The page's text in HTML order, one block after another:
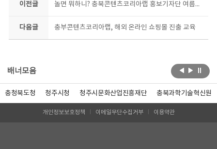
이전글 놀면 뭐하니? 충북콘텐츠코리아랩 홍보기자단 여름방학 서포터즈 모집
다음글 충부콘텐츠코리아랩, 해외 온라인 쇼핑몰 진출 교육
배너모음
충청북도청 청주시청 청주시문화산업진흥재단 충북과학기술혁신원
개인정보보호정책 이메일무단수집거부 이용약관